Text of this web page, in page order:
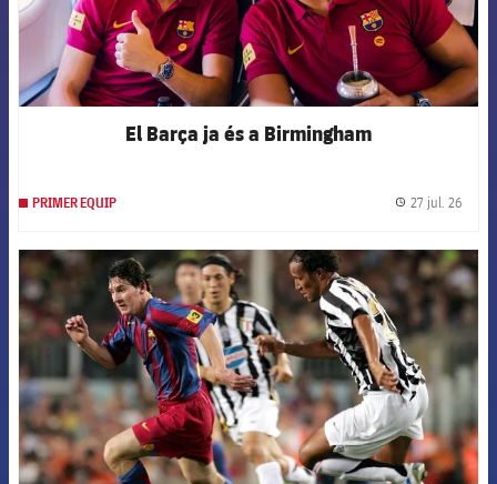
El Barça ja és a Birmingham
PRIMER EQUIP 27 jul. 26
FCB Barcelona badge